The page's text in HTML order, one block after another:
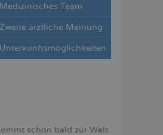
Medizinisches Team
Zweite ärztliche Meinung
Unterkunftsmöglichkeiten
schon bald zur Welt